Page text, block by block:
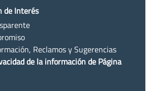
de Interés
Reclamos y Sugerencias
de la información de Página